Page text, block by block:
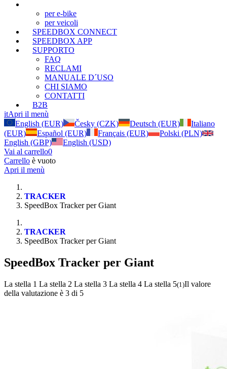
per e-bike
per veicoli
SPEEDBOX CONNECT
SPEEDBOX APP
SUPPORTO
FAQ
RECLAMI
MANUALE D´USO
CHI SIAMO
CONTATTI
B2B
itApri il menù
English (EUR)
Česky (CZK) Deutsch (EUR)
Italiano
(EUR)
Español (EUR) Français (EUR)
Polski (PLN)
English (GBP)
English (USD)
Vai al carrello0
Carrello è vuoto
Apri il menù
TRACKER
SpeedBox Tracker per Giant
TRACKER
SpeedBox Tracker per Giant
SpeedBox Tracker per Giant
La stella 1 La stella 2 La stella 3 La stella 4 La stella 5(1 )Il valore
della valutazione è 3 di 5